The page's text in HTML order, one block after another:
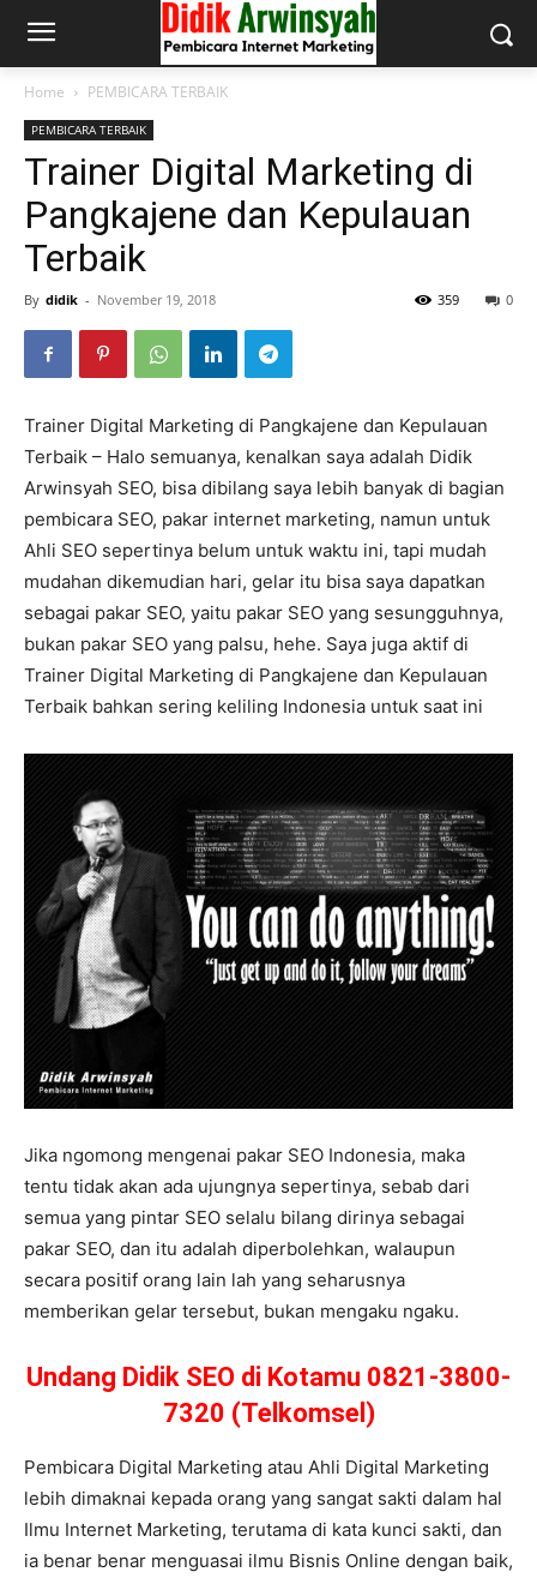
Home PEMBICARA TERBAIK
PEMBICARA TERBAIK
Trainer Digital Marketing di
Pangkajene dan Kepulauan
Terbaik
By didik - November 19, 2018 0
359
Trainer Digital Marketing di Pangkajene dan Kepulauan
Terbaik – Halo semuanya, kenalkan saya adalah Didik
Arwinsyah SEO, bisa dibilang saya lebih banyak di bagian
pembicara SEO, pakar internet marketing, namun untuk
Ahli SEO sepertinya belum untuk waktu ini, tapi mudah
mudahan dikemudian hari, gelar itu bisa saya dapatkan
sebagai pakar SEO, yaitu pakar SEO yang sesungguhnya,
bukan pakar SEO yang palsu, hehe. Saya juga aktif di
Trainer Digital Marketing di Pangkajene dan Kepulauan
Terbaik bahkan sering keliling Indonesia untuk saat ini
Jika ngomong mengenai pakar SEO Indonesia, maka
tentu tidak akan ada ujungnya sepertinya, sebab dari
semua yang pintar SEO selalu bilang dirinya sebagai
pakar SEO, dan itu adalah diperbolehkan, walaupun
secara positif orang lain lah yang seharusnya
memberikan gelar tersebut, bukan mengaku ngaku.
Undang Didik SEO di Kotamu 0821-3800-
7320 (Telkomsel)
Pembicara Digital Marketing atau Ahli Digital Marketing
lebih dimaknai kepada orang yang sangat sakti dalam hal
Ilmu Internet Marketing, terutama di kata kunci sakti, dan
ia benar benar menguasai ilmu Bisnis Online dengan baik,